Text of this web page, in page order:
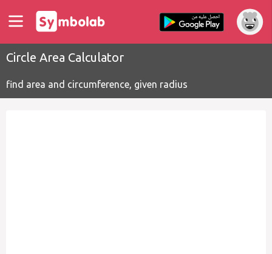
Circle Area Calculator
find area and circumference, given radius